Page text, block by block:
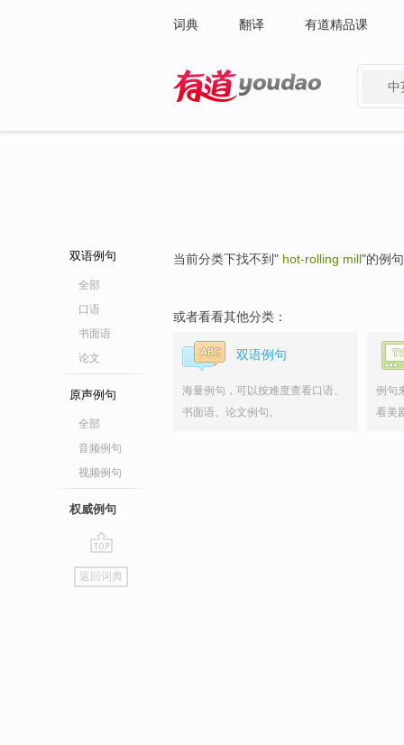
词典 翻译 有道精品课
中
双语例句
全部
口语
书面语
论文
原声例句
全部
音频例句
视频例句
权威例句
go
top
返回词典
当前分类下找不到" hot-rolling mill"的例句
或者看看其他分类：
双语例句
海量例句，可以按难度查看口语、
书面语、论文例句。
例句
看美